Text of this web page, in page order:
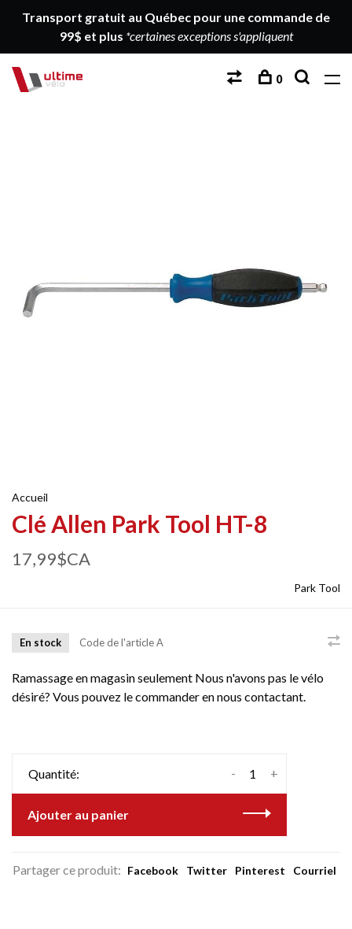
Transport gratuit au Québec pour une commande de
99$ et plus *certaines exceptions s'appliquent
0
Accueil
Clé Allen Park Tool HT-8
17,99$CA
Park Tool
En stock Code de l'articleA
Ramassage en magasin seulement Nous n'avons pas le vélo
désiré? Vous pouvez le commander en nous contactant.
Quantité: +
-
Ajouter au panier
Partager ce produit: Facebook Twitter Pinterest Courriel